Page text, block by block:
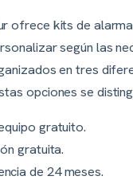
ofrece kits de
según las
en tres
opciones se
gratuito.
gratuita.
de 24 meses.